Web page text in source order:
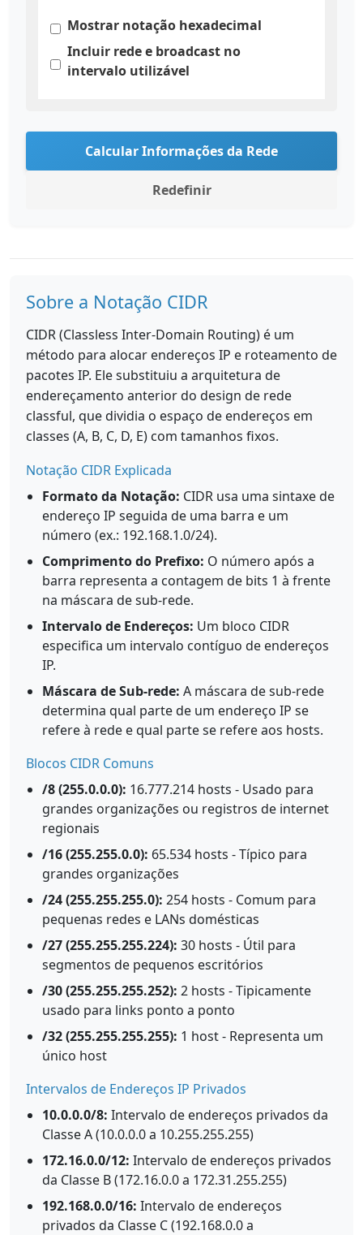
Mostrar notação hexadecimal
Incluir rede e broadcast no
intervalo utilizável
Calcular Informações da Rede
Redefinir
Sobre a Notação CIDR
CIDR (Classless Inter-Domain Routing) é um
método para alocar endereços IP e roteamento de
pacotes IP. Ele substituiu a arquitetura de
endereçamento anterior do design de rede
classful, que dividia o espaço de endereços em
classes (A, B, C, D, E) com tamanhos fixos.
Notação CIDR Explicada
Formato da Notação: CIDR usa uma sintaxe de
endereço IP seguida de uma barra e um
número (ex.: 192.168.1.0/24).
Comprimento do Prefixo: O número após a
barra representa a contagem de bits 1 à frente
na máscara de sub-rede.
Intervalo de Endereços: Um bloco CIDR
especifica um intervalo contíguo de endereços
IP.
Máscara de Sub-rede: A máscara de sub-rede
determina qual parte de um endereço IP se
refere à rede e qual parte se refere aos hosts.
Blocos CIDR Comuns
/8 (255.0.0.0): 16.777.214 hosts - Usado para
grandes organizações ou registros de internet
regionais
/16 (255.255.0.0): 65.534 hosts - Típico para
grandes organizações
/24 (255.255.255.0): 254 hosts - Comum para
pequenas redes e LANs domésticas
/27 (255.255.255.224): 30 hosts - Útil para
segmentos de pequenos escritórios
/30 (255.255.255.252): 2 hosts - Tipicamente
usado para links ponto a ponto
/32 (255.255.255.255): 1 host - Representa um
único host
Intervalos de Endereços IP Privados
10.0.0.0/8: Intervalo de endereços privados da
Classe A (10.0.0.0 a 10.255.255.255)
172.16.0.0/12: Intervalo de endereços privados
da Classe B (172.16.0.0 a 172.31.255.255)
192.168.0.0/16: Intervalo de endereços
privados da Classe C (192.168.0.0 a